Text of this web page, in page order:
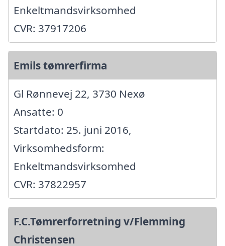
Enkeltmandsvirksomhed
CVR: 37917206
Emils tømrerfirma
Gl Rønnevej 22, 3730 Nexø
Ansatte: 0
Startdato: 25. juni 2016,
Virksomhedsform:
Enkeltmandsvirksomhed
CVR: 37822957
F.C.Tømrerforretning v/Flemming
Christensen